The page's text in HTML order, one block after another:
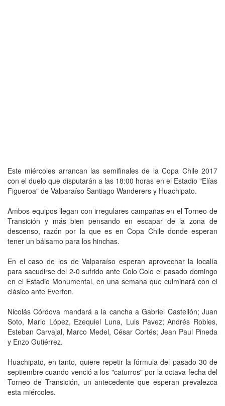
Este miércoles arrancan las semifinales de la Copa Chile 2017
con el duelo que disputarán a las 18:00 horas en el Estadio "Elías
Figueroa" de Valparaíso Santiago Wanderers y Huachipato.
Ambos equipos llegan con irregulares campañas en el Torneo de
Transición y más bien pensando en escapar de la zona de
descenso, razón por la que es en Copa Chile donde esperan
tener un bálsamo para los hinchas.
En el caso de los de Valparaíso esperan aprovechar la localía
para sacudirse del 2-0 sufrido ante Colo Colo el pasado domingo
en el Estadio Monumental, en una semana que culminará con el
clásico ante Everton.
Nicolás Córdova mandará a la cancha a Gabriel Castellón; Juan
Soto, Mario López, Ezequiel Luna, Luis Pavez; Andrés Robles,
Esteban Carvajal, Marco Medel, César Cortés; Jean Paul Pineda
y Enzo Gutiérrez.
Huachipato, en tanto, quiere repetir la fórmula del pasado 30 de
septiembre cuando venció a los "caturros" por la octava fecha del
Torneo de Transición, un antecedente que esperan prevalezca
esta miércoles.